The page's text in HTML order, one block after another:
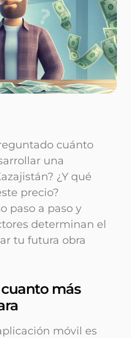
cuánto
una
¿Y qué
precio?
paso a paso y
determinan el
tu futura obra
más
móvil es